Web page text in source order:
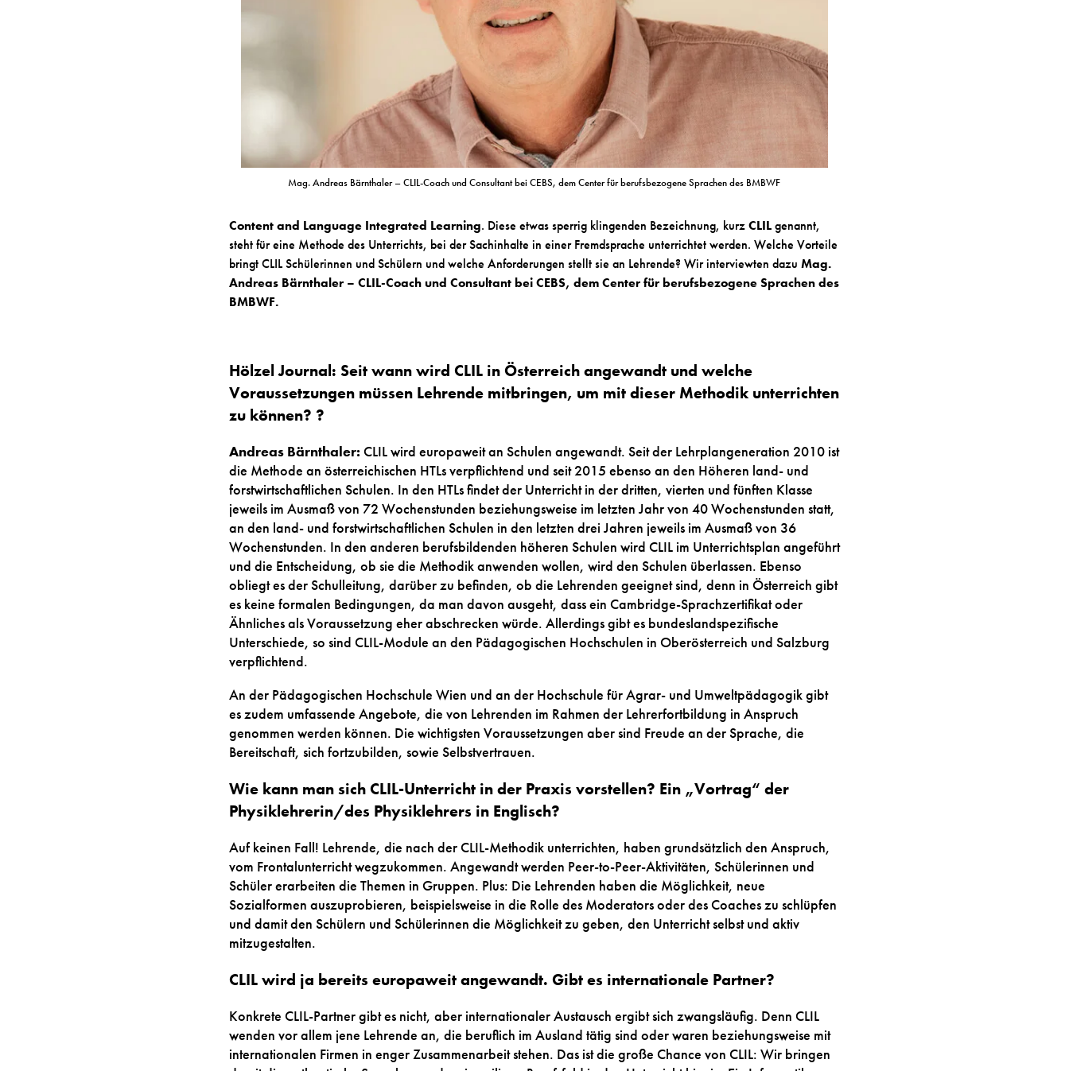
Mag. Andreas Bärnthaler – CLIL-Coach und Consultant bei CEBS, dem Center für berufsbezogene Sprachen des BMBWF
Content and Language Integrated Learning. Diese etwas sperrig klingenden Bezeichnung, kurzCLILgenannt,
steht für eine Methode des Unterrichts, bei der Sachinhalte in einer Fremdsprache unterrichtet werden. Welche Vorteile
bringt CLIL Schülerinnen und Schülern und welche Anforderungen stellt sie an Lehrende? Wir interviewten dazu Mag.
Andreas Bärnthaler – CLIL-Coach und Consultant bei CEBS, dem Center für berufsbezogene Sprachen des
BMBWF.
Hölzel Journal: Seit wann wird CLIL in Österreich angewandt und welche
Voraussetzungen müssen Lehrende mitbringen, um mit dieser Methodik unterrichten
zu können? ?
Andreas Bärnthaler: CLIL wird europaweit an Schulen angewandt. Seit der Lehrplangeneration 2010 ist
die Methode an österreichischen HTLs verpflichtend und seit 2015 ebenso an den Höheren land- und
forstwirtschaftlichen Schulen. In den HTLs findet der Unterricht in der dritten, vierten und fünften Klasse
jeweils im Ausmaß von 72 Wochenstunden beziehungsweise im letzten Jahr von 40 Wochenstunden statt,
an den land- und forstwirtschaftlichen Schulen in den letzten drei Jahren jeweils im Ausmaß von 36
Wochenstunden. In den anderen berufsbildenden höheren Schulen wird CLIL im Unterrichtsplan angeführt
und die Entscheidung, ob sie die Methodik anwenden wollen, wird den Schulen überlassen. Ebenso
obliegt es der Schulleitung, darüber zu befinden, ob die Lehrenden geeignet sind, denn in Österreich gibt
es keine formalen Bedingungen, da man davon ausgeht, dass ein Cambridge-Sprachzertifikat oder
Ähnliches als Voraussetzung eher abschrecken würde. Allerdings gibt es bundeslandspezifische
Unterschiede, so sind CLIL-Module an den Pädagogischen Hochschulen in Oberösterreich und Salzburg
verpflichtend.
An der Pädagogischen Hochschule Wien und an der Hochschule für Agrar- und Umweltpädagogik gibt
es zudem umfassende Angebote, die von Lehrenden im Rahmen der Lehrerfortbildung in Anspruch
genommen werden können. Die wichtigsten Voraussetzungen aber sind Freude an der Sprache, die
Bereitschaft, sich fortzubilden, sowie Selbstvertrauen.
Wie kann man sich CLIL-Unterricht in der Praxis vorstellen? Ein „Vortrag“ der
Physiklehrerin/des Physiklehrers in Englisch?
Auf keinen Fall! Lehrende, die nach der CLIL-Methodik unterrichten, haben grundsätzlich den Anspruch,
vom Frontalunterricht wegzukommen. Angewandt werden Peer-to-Peer-Aktivitäten, Schülerinnen und
Schüler erarbeiten die Themen in Gruppen. Plus: Die Lehrenden haben die Möglichkeit, neue
Sozialformen auszuprobieren, beispielsweise in die Rolle des Moderators oder des Coaches zu schlüpfen
und damit den Schülern und Schülerinnen die Möglichkeit zu geben, den Unterricht selbst und aktiv
mitzugestalten.
CLIL wird ja bereits europaweit angewandt. Gibt es internationale Partner?
Konkrete CLIL-Partner gibt es nicht, aber internationaler Austausch ergibt sich zwangsläufig. Denn CLIL
wenden vor allem jene Lehrende an, die beruflich im Ausland tätig sind oder waren beziehungsweise mit
internationalen Firmen in enger Zusammenarbeit stehen. Das ist die große Chance von CLIL: Wir bringen